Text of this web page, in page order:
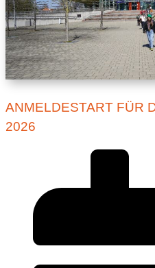
ANMELDESTART FÜR
2026